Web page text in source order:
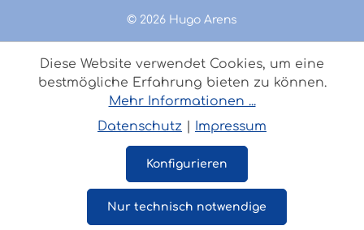
© 2026 Hugo Arens
Diese Website verwendet Cookies, um eine
bestmögliche Erfahrung bieten zu können.
Mehr Informationen ...
Datenschutz
Impressum
Nur technisch notwendige
Konfigurieren